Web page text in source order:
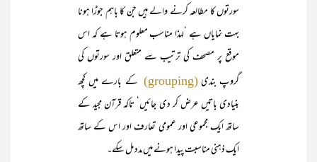
سورتوں کا مطالعہ کرنے والے ہیں جن کا باہم جوڑا ہونا
بہت نمایاں ہے ‘لہذا مناسب معلوم ہوتا ہے کہ اس
موقع پر مصحف کی ترتیب سے متعلق اور سورتوں کی
گروپ بندی(grouping)
کے بارے میں کچھ
بنیادی باتیں عرض کر دی جائیں‘ تاکہ قرآن مجید کے
ساتھ ایک مجموعی اور عمومی تعارف اور اس کے ساتھ
ایک ذہنی مناسبت پیدا ہونے میں مدد مل سکے۔